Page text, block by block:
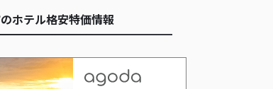
ホテル格安特価情報